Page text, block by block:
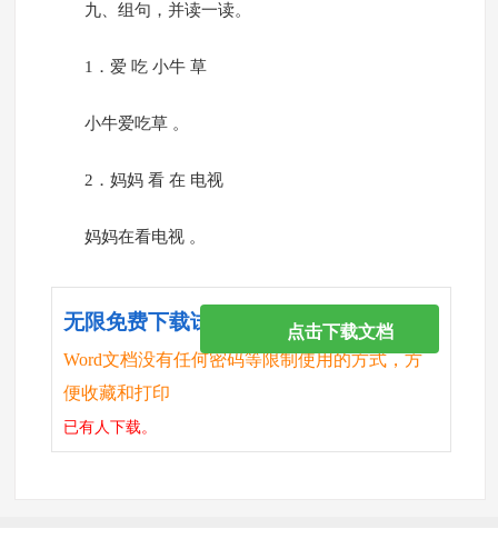
九、组句，并读一读。
1．爱 吃 小牛 草
小牛爱吃草 。
2．妈妈 看 在 电视
妈妈在看电视 。
无限免费下载试卷
Word文档没有任何密码等限制使用的方式，方
便收藏和打印
已有人下载。
点击下载文档